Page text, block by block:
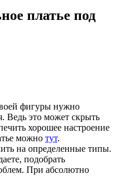
платье под
фигуры нужно
Ведь это может скрыть
хорошее настроение
можно тут.
на определенные типы.
подобрать
При абсолютно